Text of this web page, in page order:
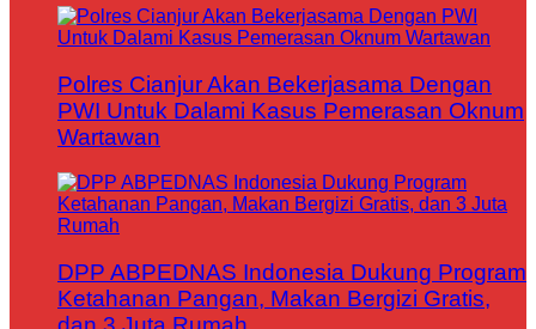
Polres Cianjur Akan Bekerjasama Dengan
PWI Untuk Dalami Kasus Pemerasan Oknum
Wartawan
DPP ABPEDNAS Indonesia Dukung Program
Ketahanan Pangan, Makan Bergizi Gratis,